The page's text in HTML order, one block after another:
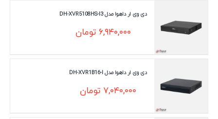
دی وی ار داهوا مدل DH-XVR5108HS-I3
۶,۹۴۰,۰۰۰ تومان
دی وی ار داهوا مدل DH-XVR1B16-I
۷,۰۴۰,۰۰۰ تومان